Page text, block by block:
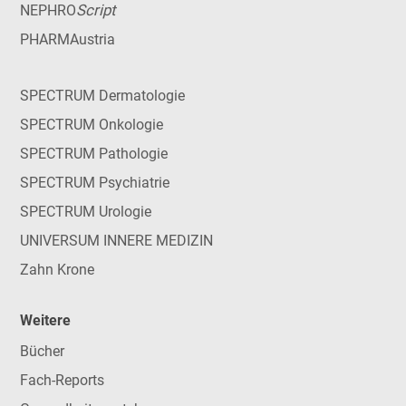
NEPHROScript
PHARMAustria
SPECTRUM Dermatologie
SPECTRUM Onkologie
SPECTRUM Pathologie
SPECTRUM Psychiatrie
SPECTRUM Urologie
UNIVERSUM INNERE MEDIZIN
Zahn Krone
Weitere
Bücher
Fach-Reports